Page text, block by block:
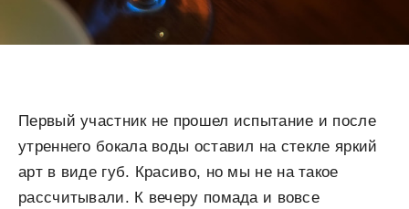
Первый участник не прошел испытание и после
утреннего бокала воды оставил на стекле яркий
арт в виде губ. Красиво, но мы не на такое
рассчитывали. К вечеру помада и вовсе